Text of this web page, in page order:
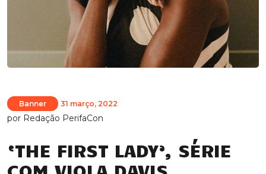
Banner 31 março, 2022
por Redação PerifaCon
‘THE FIRST LADY’, SÉRIE